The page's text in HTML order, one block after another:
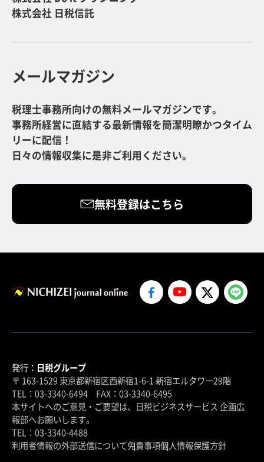
株式会社 日税信託
メールマガジン
税理士事務所向けの無料メールマガジンです。
事務所経営に直結する最新情報を簡潔明瞭かつタイム
リーに配信！
日々の情報収集に是非ご利用ください。
無料登録はこちら
発行： 日税グループ
〒 163-1529 東京都新宿区西新宿1-6-1 新宿エルタワー29階
TEL：03-3340-6494 FAX：03-3340-6495
本サイトへのご意見・ご要望は、日税ビジネスサービス 企画広
報部へお願いします。
TEL：03-3340-4488
利用者情報の外部送信について免責事項個人情報保護方針